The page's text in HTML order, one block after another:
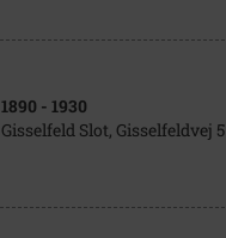
1890 - 1930
Gisselfeld Slot, Gisselfeldvej 5